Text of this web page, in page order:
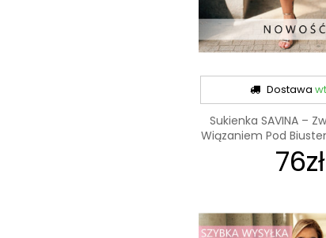
Dostawa
Sukienka SAVINA –
Wiązaniem Pod
76zł